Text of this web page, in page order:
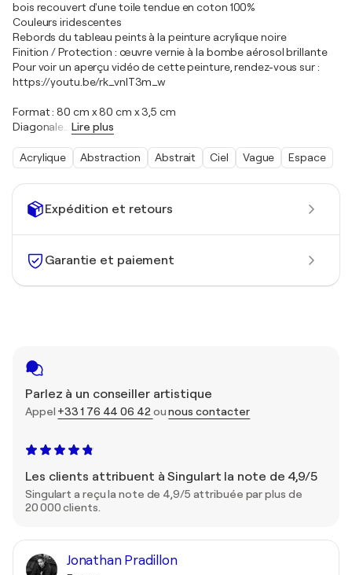
Expédition et retours
Garantie et paiement
Parlez à un conseiller artistique
Appel +33 1 76 44 06 42ounous contacter
Les clients attribuent à Singulart la note de 4,9/5
Singulart a reçu la note de 4,9/5 attribuée par plus de
20 000 clients.
Jonathan Pradillon
bois recouvert d'une toile tendue en coton 100%
Couleurs iridescentes
Rebords du tableau peints à la peinture acrylique noire
Finition / Protection : œuvre vernie à la bombe aérosol brillante
Pour voir un aperçu vidéo de cette peinture, rendez-vous sur :
https://youtu.be/rk_vnlT3m_w
Format : 80 cm x 80 cm x 3,5 cm
Diagonale… Lire plus
Acrylique Abstraction Abstrait Ciel Vague Espace